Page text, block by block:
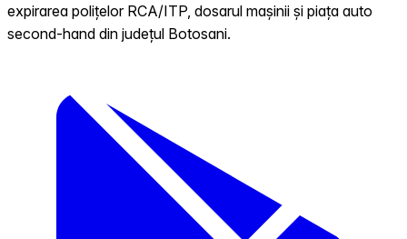
expirarea polițelor RCA/ITP, dosarul mașinii și piața auto
second-hand din județul Botosani.